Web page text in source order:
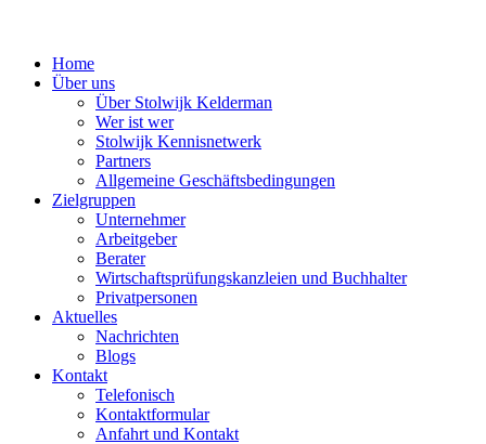
Home
Über uns
Über Stolwijk Kelderman
Wer ist wer
Stolwijk Kennisnetwerk
Partners
Allgemeine Geschäftsbedingungen
Zielgruppen
Unternehmer
Arbeitgeber
Berater
Wirtschaftsprüfungskanzleien und Buchhalter
Privatpersonen
Aktuelles
Nachrichten
Blogs
Kontakt
Telefonisch
Kontaktformular
Anfahrt und Kontakt